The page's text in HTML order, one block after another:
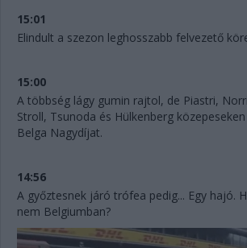
15:01
Elindult a szezon leghosszabb felvezető
15:00
A többség lágy gumin rajtol, de Piastri,
Stroll, Tsunoda és Hülkenberg
Belga Nagydíjat.
14:56
A győztesnek járó trófea pedig... Egy hajó.
nem Belgiumban?